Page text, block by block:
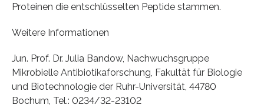
Proteinen die entschlüsselten Peptide stammen.
Weitere Informationen
Jun. Prof. Dr. Julia Bandow, Nachwuchsgruppe
Mikrobielle Antibiotikaforschung, Fakultät für Biologie
und Biotechnologie der Ruhr-Universität, 44780
Bochum, Tel.: 0234/32-23102